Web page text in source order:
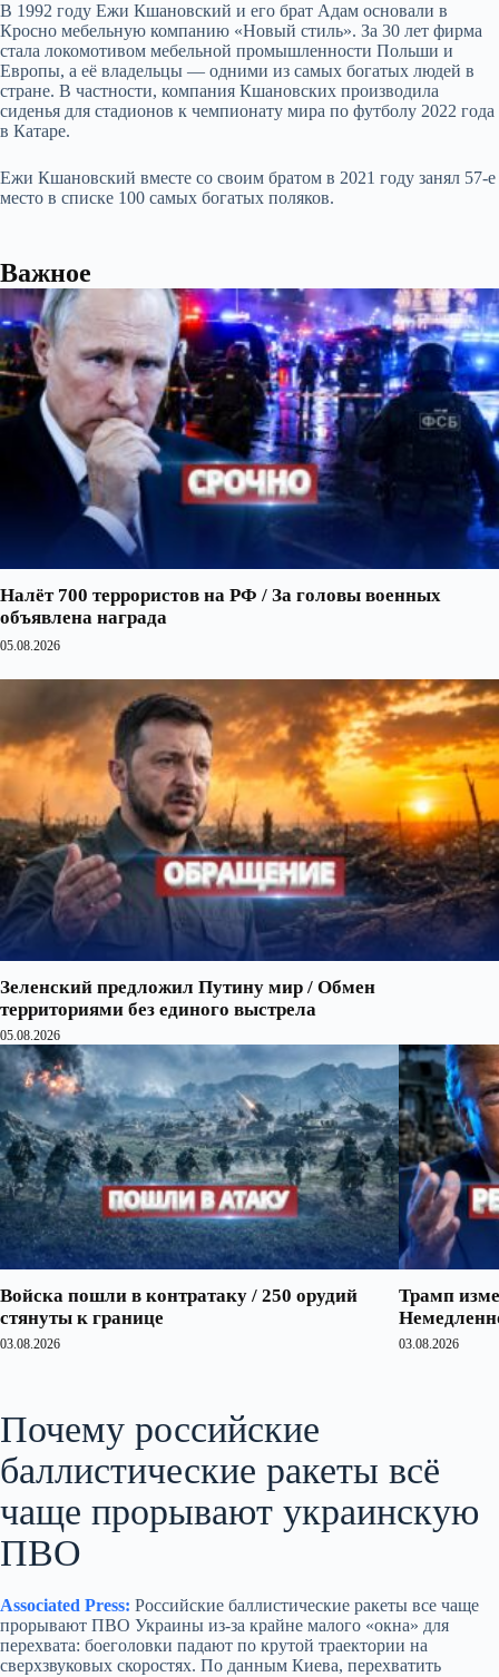
В 1992 году Ежи Кшановский и его брат Адам основали в
Кросно мебельную компанию «Новый стиль». За 30 лет фирма
стала локомотивом мебельной промышленности Польши и
Европы, а её владельцы — одними из самых богатых людей в
стране. В частности, компания Кшановских производила
сиденья для стадионов к чемпионату мира по футболу 2022 года
в Катаре.
Ежи Кшановский вместе со своим братом в 2021 году занял 57-е
место в списке 100 самых богатых поляков.
Важное
Налёт 700 террористов на РФ / За головы военных
объявлена награда
05.08.2026
Зеленский предложил Путину мир / Обмен
территориями без единого выстрела
05.08.2026
Войска пошли в контратаку / 250 орудий
стянуты к границе
03.08.2026
Трамп
03.08.2026
Почему российские
баллистические ракеты всё
чаще прорывают украинскую
ПВО
Associated Press: Российские баллистические ракеты все чаще
прорывают ПВО Украины из‑за крайне малого «окна» для
перехвата: боеголовки падают по крутой траектории на
сверхзвуковых скоростях. По данным Киева, перехватить